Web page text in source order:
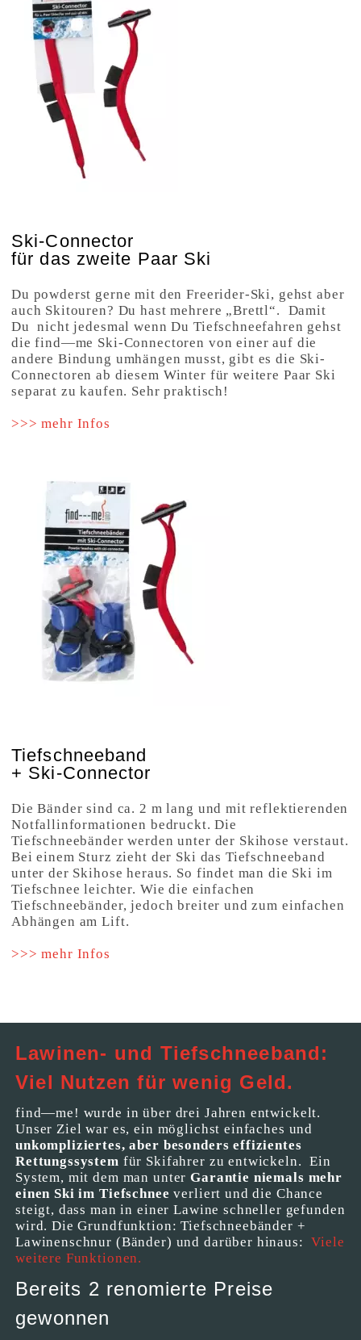
Ski-Connector
für das zweite Paar Ski
Du powderst gerne mit den Freerider-Ski, gehst aber
auch Skitouren? Du hast mehrere „Brettl“. Damit
Du nicht jedesmal wenn Du Tiefschneefahren gehst
die find—me Ski-Connectoren von einer auf die
andere Bindung umhängen musst, gibt es die Ski-
Connectoren ab diesem Winter für weitere Paar Ski
separat zu kaufen. Sehr praktisch!
>>> mehr Infos
Tiefschneeband
+ Ski-Connector
Die Bänder sind ca. 2 m lang und mit reflektierenden
Notfallinformationen bedruckt. Die
Tiefschneebänder werden unter der Skihose verstaut.
Bei einem Sturz zieht der Ski das Tiefschneeband
unter der Skihose heraus. So findet man die Ski im
Tiefschnee leichter. Wie die einfachen
Tiefschneebänder, jedoch breiter und zum einfachen
Abhängen am Lift.
>>> mehr Infos
Lawinen- und Tiefschneeband:
Viel Nutzen für wenig Geld.
find—me! wurde in über drei Jahren entwickelt.
Unser Ziel war es, ein möglichst einfaches und
unkompliziertes, aber besonders effizientes
Rettungssystem für Skifahrer zu entwickeln. Ein
System, mit dem man unterGarantie niemals mehr
einen Ski im Tiefschnee verliert und die Chance
steigt, dass man in einer Lawine schneller gefunden
wird. Die Grundfunktion: Tiefschneebänder +
Lawinenschnur (Bänder) und darüber hinaus:Viele
weitere Funktionen.
Bereits 2 renomierte Preise
gewonnen